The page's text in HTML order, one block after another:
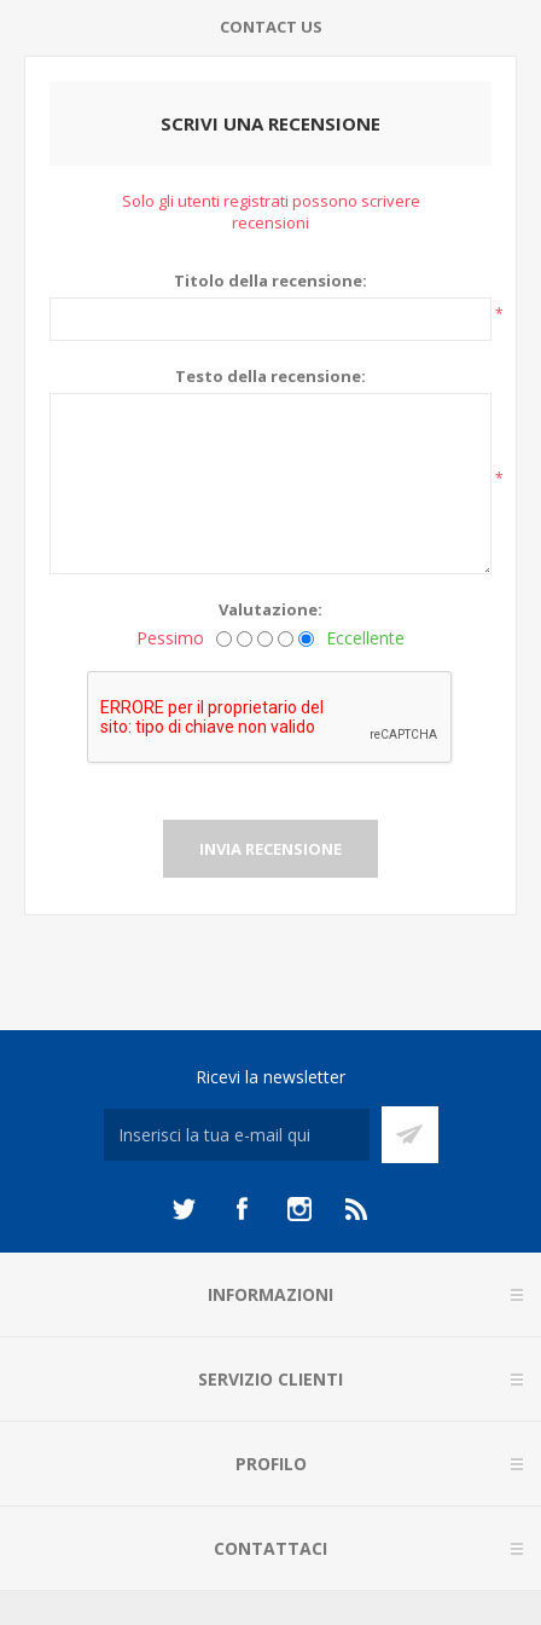
CONTACT US
SCRIVI UNA RECENSIONE
Solo gli utenti registrati possono scrivere
recensioni
Titolo della recensione:
*
Testo della recensione:
*
Valutazione:
Pessimo Eccellente
INVIA RECENSIONE
Ricevi la newsletter
INFORMAZIONI
SERVIZIO CLIENTI
PROFILO
CONTATTACI